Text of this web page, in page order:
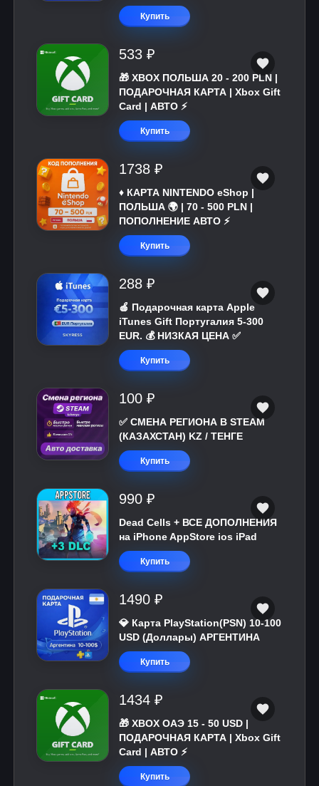
Купить
533 ₽
🎁 XBOX ПОЛЬША 20 - 200 PLN |
ПОДАРОЧНАЯ КАРТА | Xbox Gift
Card | АВТО ⚡
Купить
1738 ₽
♦️ КАРТА NINTENDO eShop |
ПОЛЬША 🌍 | 70 - 500 PLN |
ПОПОЛНЕНИЕ АВТО ⚡
Купить
288 ₽
🍎 Подарочная карта Apple
iTunes Gift Португалия 5-300
EUR. 💰 НИЗКАЯ ЦЕНА ✅
Купить
100 ₽
✅ СМЕНА РЕГИОНА В STEAM
(КАЗАХСТАН) KZ / ТЕНГЕ
Купить
990 ₽
Dead Cells + ВСЕ ДОПОЛНЕНИЯ
на iPhone AppStore ios iPad
Купить
1490 ₽
💎 Карта PlayStation(PSN) 10-100
USD (Доллары) АРГЕНТИНА
Купить
1434 ₽
🎁 XBOX ОАЭ 15 - 50 USD |
ПОДАРОЧНАЯ КАРТА | Xbox Gift
Card | АВТО ⚡
Купить